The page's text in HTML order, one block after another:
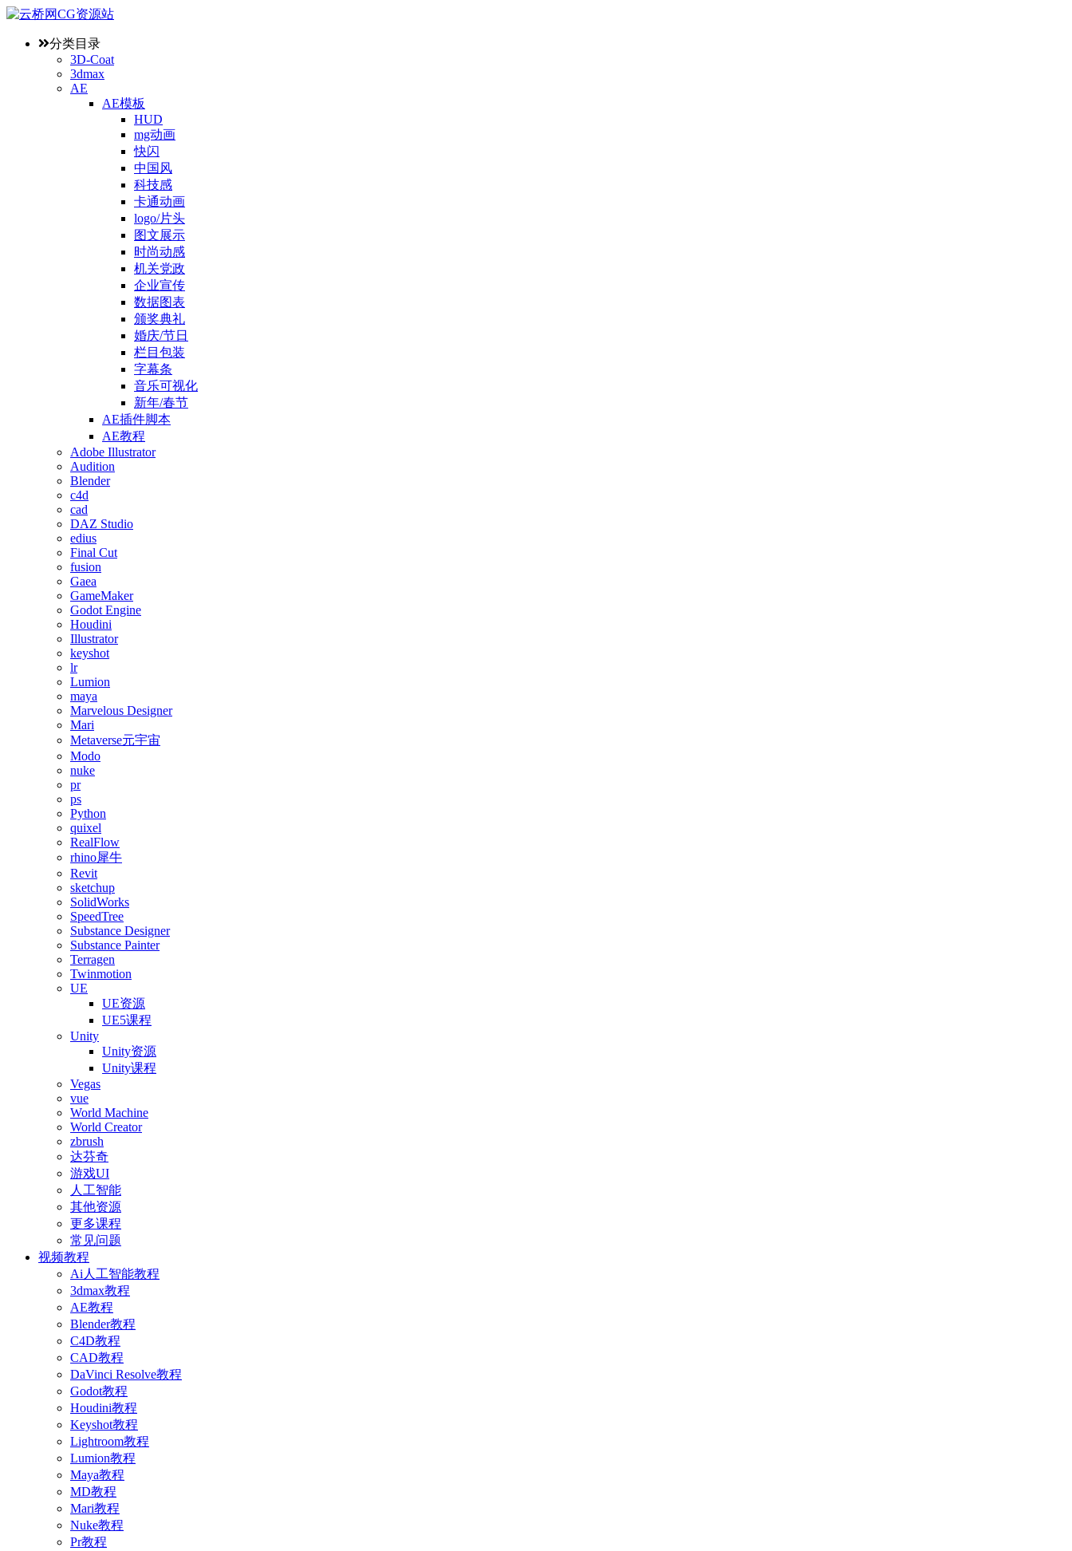
分类目录
3D-Coat
3dmax
AE
AE模板
HUD
mg动画
快闪
中国风
科技感
卡通动画
logo/片头
图文展示
时尚动感
机关党政
企业宣传
数据图表
颁奖典礼
婚庆/节日
栏目包装
字幕条
音乐可视化
新年/春节
AE插件脚本
AE教程
Adobe Illustrator
Audition
Blender
c4d
cad
DAZ Studio
edius
Final Cut
fusion
Gaea
GameMaker
Godot Engine
Houdini
Illustrator
keyshot
lr
Lumion
maya
Marvelous Designer
Mari
Metaverse元宇宙
Modo
nuke
pr
ps
Python
quixel
RealFlow
rhino犀牛
Revit
sketchup
SolidWorks
SpeedTree
Substance Designer
Substance Painter
Terragen
Twinmotion
UE
UE资源
UE5课程
Unity
Unity资源
Unity课程
Vegas
vue
World Machine
World Creator
zbrush
达芬奇
游戏UI
人工智能
其他资源
更多课程
常见问题
视频教程
Ai人工智能教程
3dmax教程
AE教程
Blender教程
C4D教程
CAD教程
DaVinci Resolve教程
Godot教程
Houdini教程
Keyshot教程
Lightroom教程
Lumion教程
Maya教程
MD教程
Mari教程
Nuke教程
Pr教程